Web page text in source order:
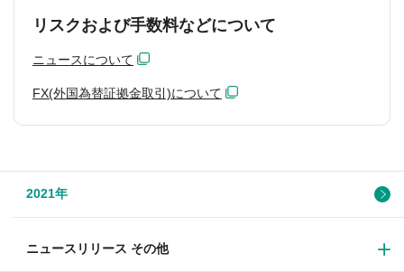
リスクおよび手数料などについて
ニュースについて
FX(外国為替証拠金取引)について
2021年
ニュースリリース その他